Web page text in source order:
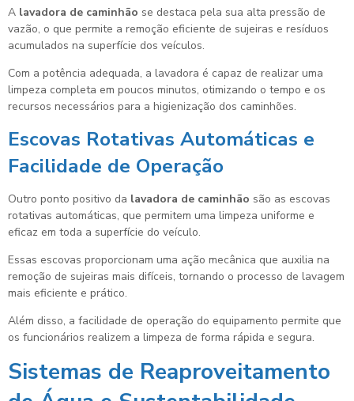
A lavadora de caminhão se destaca pela sua alta pressão de
vazão, o que permite a remoção eficiente de sujeiras e resíduos
acumulados na superfície dos veículos.
Com a potência adequada, a lavadora é capaz de realizar uma
limpeza completa em poucos minutos, otimizando o tempo e os
recursos necessários para a higienização dos caminhões.
Escovas Rotativas Automáticas e
Facilidade de Operação
Outro ponto positivo da lavadora de caminhão são as escovas
rotativas automáticas, que permitem uma limpeza uniforme e
eficaz em toda a superfície do veículo.
Essas escovas proporcionam uma ação mecânica que auxilia na
remoção de sujeiras mais difíceis, tornando o processo de lavagem
mais eficiente e prático.
Além disso, a facilidade de operação do equipamento permite que
os funcionários realizem a limpeza de forma rápida e segura.
Sistemas de Reaproveitamento